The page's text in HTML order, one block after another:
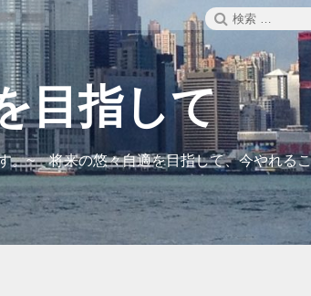
検
索:
目指して
。~ 将来の悠々自適を目指して、今やれる